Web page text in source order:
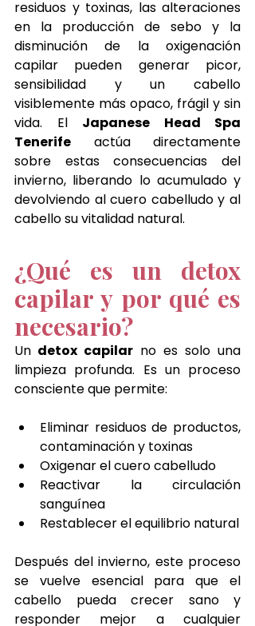
residuos y toxinas, las alteraciones
en la producción de sebo y la
disminución de la oxigenación
capilar pueden generar picor,
sensibilidad y un cabello
visiblemente más opaco, frágil y sin
vida. El
Tenerife actúa directamente
sobre estas consecuencias del
invierno, liberando lo acumulado y
devolviendo al cuero cabelludo y al
cabello su vitalidad natural.
¿Qué es un detox
capilar y por qué es
necesario?
Un detox capilar no es solo una
limpieza profunda. Es un proceso
consciente que permite:
Eliminar residuos de productos,
contaminación y toxinas
Oxigenar el cuero cabelludo
Reactivar la circulación
sanguínea
Restablecer el equilibrio natural
Después del invierno, este proceso
se vuelve esencial para que el
cabello pueda crecer sano y
responder mejor a cualquier